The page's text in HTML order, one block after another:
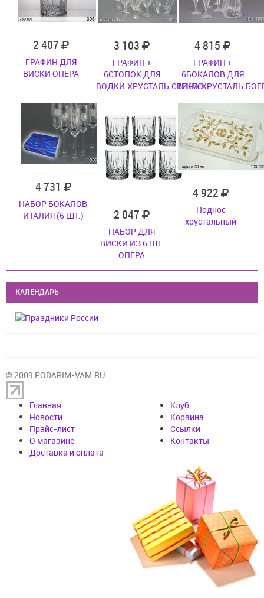
2 407
ГРАФИН ДЛЯ
ВИСКИ ОПЕРА
3 103
ГРАФИН +
6СТОПОК ДЛЯ
ВОДКИ.ХРУСТАЛЬ.СТЕКЛО
4 815
ГРАФИН +
6БОКАЛОВ ДЛЯ
4 731
НАБОР БОКАЛОВ
ИТАЛИЯ (6 ШТ.)
2 047
НАБОР ДЛЯ
ВИСКИ ИЗ 6 ШТ.
ОПЕРА
4 922
Поднос
хрустальный
КАЛЕНДАРЬ
© 2009 PODARIM-VAM.RU
Главная
Новости
Прайс-лист
О магазине
Доставка и оплата
Клуб
Корзина
Cсылки
Контакты